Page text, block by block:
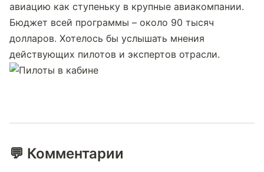
авиацию как ступеньку в крупные авиакомпании.
Бюджет всей программы – около 90 тысяч
долларов. Хотелось бы услышать мнения
действующих пилотов и экспертов отрасли.
💬 Комментарии